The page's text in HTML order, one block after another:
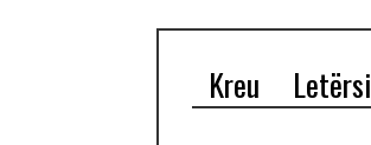
Kreu Letërsi